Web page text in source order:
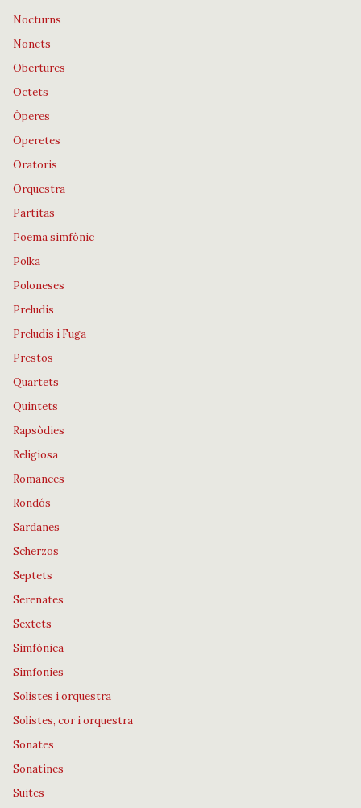
Nocturns
Nonets
Obertures
Octets
Òperes
Operetes
Oratoris
Orquestra
Partitas
Poema simfònic
Polka
Poloneses
Preludis
Preludis i Fuga
Prestos
Quartets
Quintets
Rapsòdies
Religiosa
Romances
Rondós
Sardanes
Scherzos
Septets
Serenates
Sextets
Simfònica
Simfonies
Solistes i orquestra
Solistes, cor i orquestra
Sonates
Sonatines
Suites